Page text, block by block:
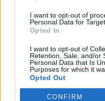
I want to opt-out of
Personal Data for
Opted In
I want to opt-out of
Retention, Sale, and/or
Personal Data that Is
Purposes for which it
Opted Out
CONFIRM